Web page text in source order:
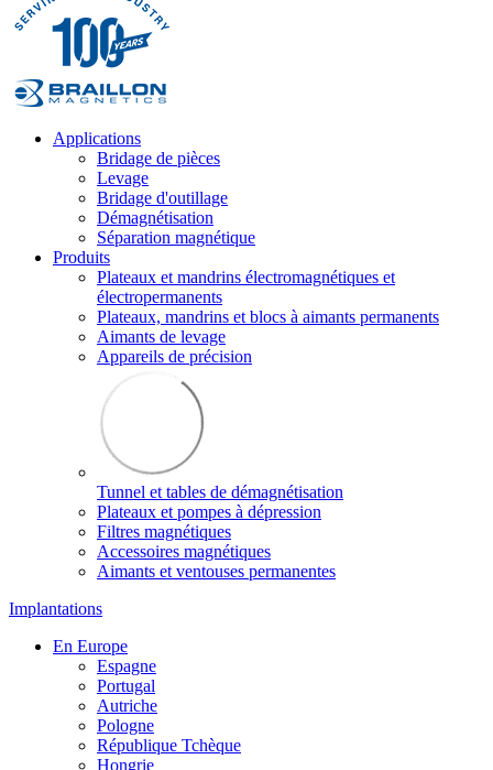
Applications
Bridage de pièces
Levage
Bridage d'outillage
Démagnétisation
Séparation magnétique
Produits
Plateaux et mandrins électromagnétiques et
électropermanents
Plateaux, mandrins et blocs à aimants permanents
Aimants de levage
Appareils de précision
Tunnel et tables de démagnétisation
Plateaux et pompes à dépression
Filtres magnétiques
Accessoires magnétiques
Aimants et ventouses permanentes
Implantations
En Europe
Espagne
Portugal
Autriche
Pologne
République Tchèque
Hongrie